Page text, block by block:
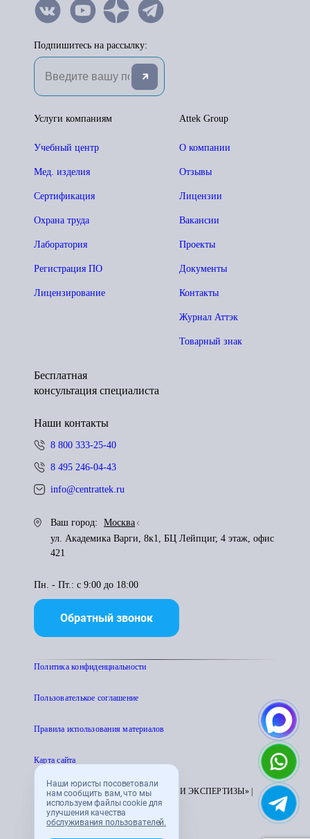
Наши юристы посоветовали
нам сообщить вам, что мы
используем файлы cookie для
улучшения качества
обслуживания пользователей.
Подпишитесь на рассылку:
Attek Group
О компании
Отзывы
Лицензии
Вакансии
Проекты
Документы
Контакты
Журнал Аттэк
Товарный знак
Услуги компаниям
Учебный центр
Мед. изделия
Сертификация
Охрана труда
Лаборатория
Регистрация ПО
Лицензирование
Бесплатная
консультация специалиста
Наши контакты
8 800 333-25-40
8 495 246-04-43
info@centrattek.ru
Ваш город:
Москва
ул. Академика Варги, 8к1, БЦ Лейпциг, 4 этаж, офис
421
Пн. - Пт.: с 9:00 до 18:00
Обратный звонок
Политика конфиденциальности
Пользователькое соглашение
Правила использования материалов
Карта сайта
© 1995 - 2026 «ЦЕНТР АТТЕСТАЦИИ И ЭКСПЕРТИЗЫ» |
CENTRATTEK.RU